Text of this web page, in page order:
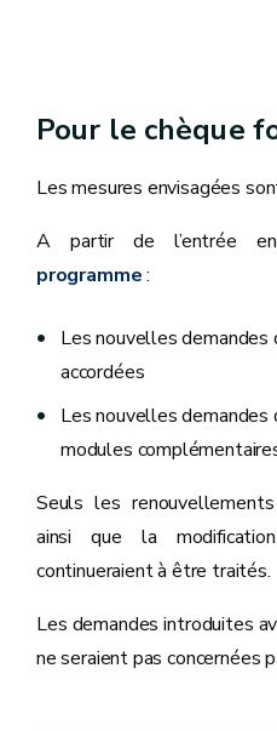
Pour le chèque
Les mesures envisagées
A partir de l’entrée
programme:
Les nouvelles demandes
accordées
Les nouvelles demandes
modules
Seuls les renouvellements
ainsi que la
continueraient à être traités.
Les demandes introduites
ne seraient pas concernées